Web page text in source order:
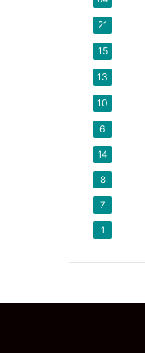
21
15
13
10
6
14
8
7
1